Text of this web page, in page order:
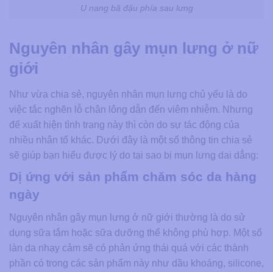
U nang bã đậu phía sau lưng
Nguyên nhân gây mụn lưng ở nữ
giới
Như vừa chia sẻ, nguyên nhân mụn lưng chủ yếu là do
việc tắc nghẽn lỗ chân lông dẫn đến viêm nhiễm. Nhưng
để xuất hiện tình trạng này thì còn do sự tác động của
nhiều nhân tố khác. Dưới đây là một số thông tin chia sẻ
sẽ giúp bạn hiểu được lý do tại sao bị mụn lưng dai dẳng:
Dị ứng với sản phẩm chăm sóc da hàng
ngày
Nguyên nhân gây mụn lưng ở nữ giới thường là do sử
dụng sữa tắm hoặc sữa dưỡng thể không phù hợp. Một số
làn da nhạy cảm sẽ có phản ứng thái quá với các thành
phần có trong các sản phẩm này như dầu khoáng, silicone,